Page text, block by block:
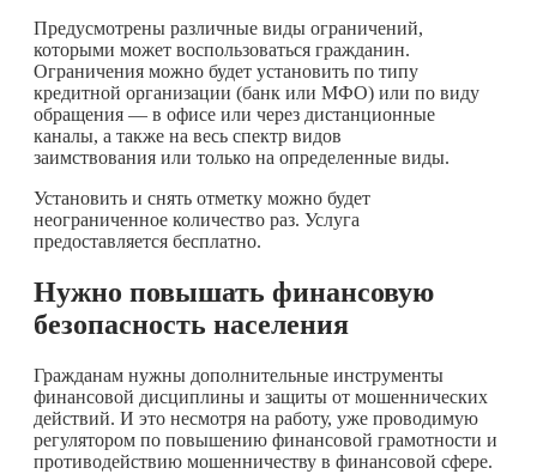
Предусмотрены различные виды ограничений,
которыми может воспользоваться гражданин.
Ограничения можно будет установить по типу
кредитной организации (банк или МФО) или по виду
обращения — в офисе или через дистанционные
каналы, а также на весь спектр видов
заимствования или только на определенные виды.
Установить и снять отметку можно будет
неограниченное количество раз. Услуга
предоставляется бесплатно.
Нужно повышать финансовую
безопасность населения
Гражданам нужны дополнительные инструменты
финансовой дисциплины и защиты от мошеннических
действий. И это несмотря на работу, уже проводимую
регулятором по повышению финансовой грамотности и
противодействию мошенничеству в финансовой сфере.